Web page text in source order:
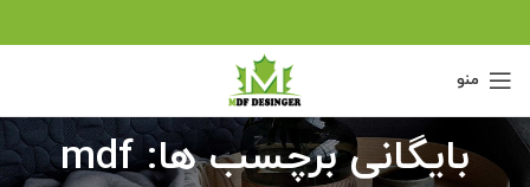
منو
بایگانی برچسب ها: mdf